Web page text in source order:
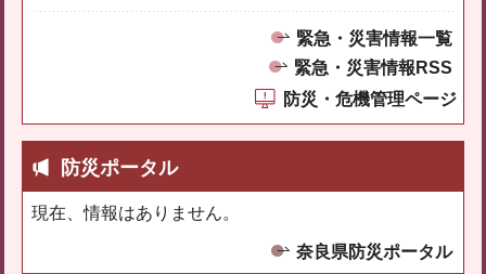
緊急・災害情報一覧
緊急・災害情報RSS
防災・危機管理ページ
防災ポータル
現在、情報はありません。
奈良県防災ポータル